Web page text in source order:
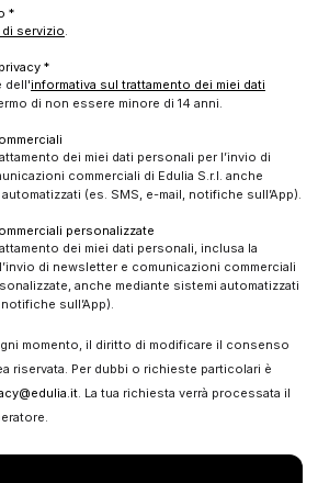
*
di servizio.
*
dell'informativa sul trattamento dei miei dati
di non essere minore di 14 anni.
dei miei dati personali per l’invio di
commerciali di Edulia S.r.l. anche
(es. SMS, e-mail, notifiche sull’App).
personalizzate
dei miei dati personali, inclusa la
di newsletter e comunicazioni commerciali
anche mediante sistemi automatizzati
sull’App).
momento, il diritto di modificare il consenso
riservata. Per dubbi o richieste particolari è
. La tua richiesta verrà processata il